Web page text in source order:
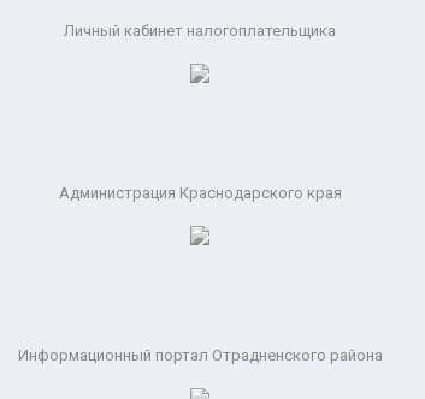
Личный кабинет налогоплательщика
Администрация Краснодарского края
Информационный портал Отрадненского района